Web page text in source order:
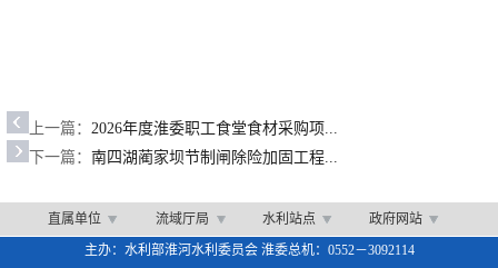
上一篇： 2026年度淮委职工食堂食材采购项...
下一篇： 南四湖蔺家坝节制闸除险加固工程...
直属单位 流域厅局 水利站点
政府网站
主办：水利部淮河水利委员会 淮委总机：0552－3092114